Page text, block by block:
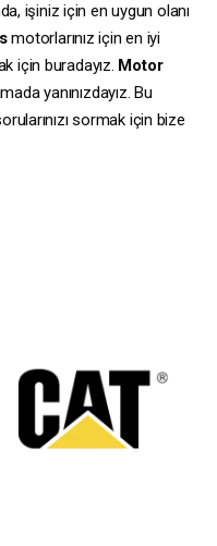
işiniz için en uygun olanı
motorlarınız için en iyi
için buradayız. Motor
yanınızdayız. Bu
sormak için bize